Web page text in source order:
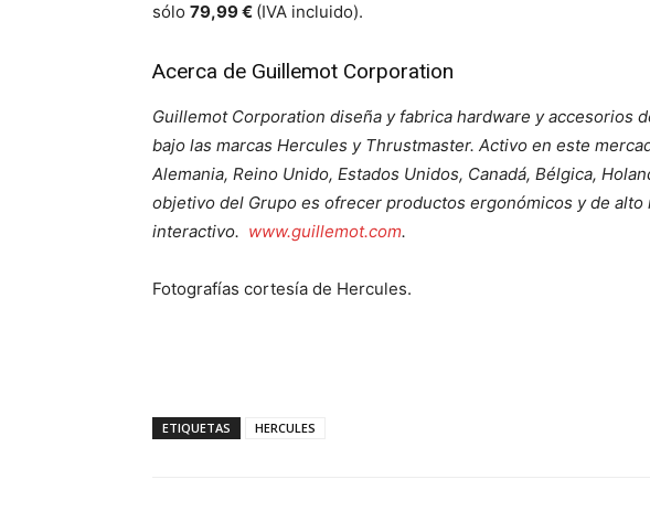
sólo 79,99 € (IVA incluido).
Acerca de Guillemot Corporation
Guillemot Corporation diseña y fabrica hardware y accesorios
bajo las marcas Hercules y Thrustmaster. Activo en este
Alemania, Reino Unido, Estados Unidos, Canadá, Bélgica,
objetivo del Grupo es ofrecer productos ergonómicos y de
interactivo. www.guillemot.com.
Fotografías cortesía de Hercules.
ETIQUETAS HERCULES